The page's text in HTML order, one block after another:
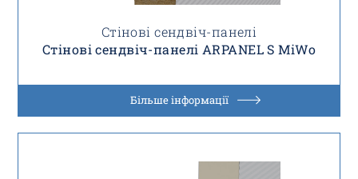
Стінові сендвіч-панелі
Стінові сендвіч-панелі ARPANEL S MiWo
Більше інформації